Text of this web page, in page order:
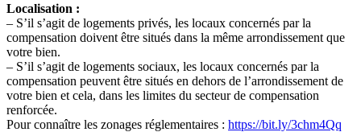
Localisation :
– S’il s’agit de logements privés, les locaux concernés par la
compensation doivent être situés dans la même arrondissement que
votre bien.
– S’il s’agit de logements sociaux, les locaux concernés par la
compensation peuvent être situés en dehors de l’arrondissement de
votre bien et cela, dans les limites du secteur de compensation
renforcée.
Pour connaître les zonages réglementaires : https://bit.ly/3chm4Qq